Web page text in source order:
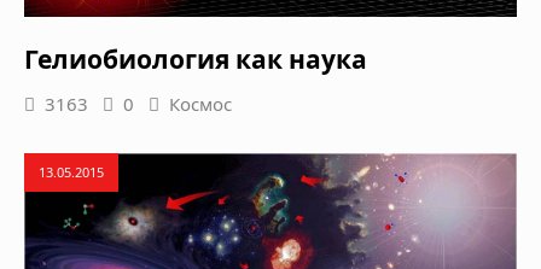
Гелиобиология как наука
3163 0 Космос
13.05.2015